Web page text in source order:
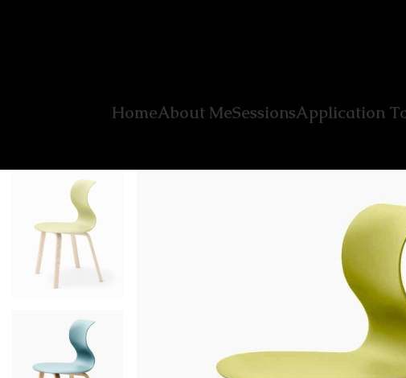
HomeAbout MeSessionsApplication